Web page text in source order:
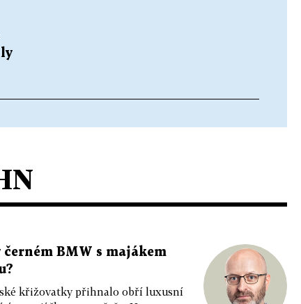
černém BMW s majákem
křižovatky přihnalo obří luxusní